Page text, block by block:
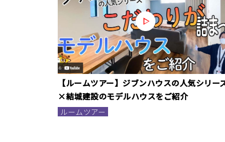
【ルームツアー】ジブンハウスの人気シリー
×結城建設のモデルハウスをご紹介
ルームツアー